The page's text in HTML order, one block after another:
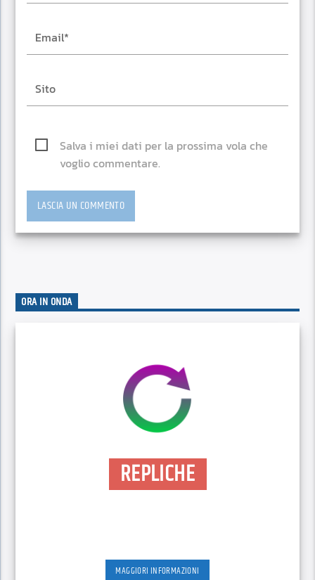
Salva i miei dati per la prossima vola che
voglio commentare.
ORA IN ONDA
REPLICHE
MAGGIORI INFORMAZIONI